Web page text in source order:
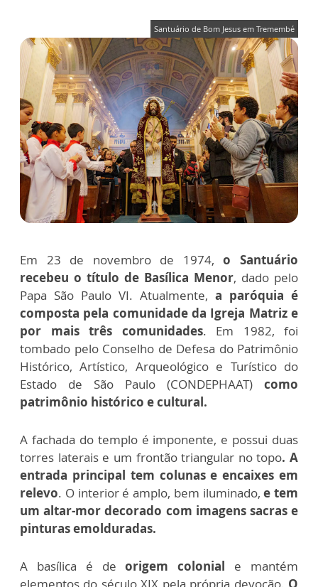
Santuário de Bom Jesus em Tremembé
Em 23 de novembro de 1974, o Santuário
recebeu o título de Basílica Menor, dado pelo
Papa São Paulo VI. Atualmente, a paróquia é
composta pela comunidade da Igreja Matriz e
por mais três comunidades. Em 1982, foi
tombado pelo Conselho de Defesa do Patrimônio
Histórico, Artístico, Arqueológico e Turístico do
Estado de São Paulo (CONDEPHAAT) como
patrimônio histórico e cultural.
A fachada do templo é imponente, e possui duas
torres laterais e um frontão triangular no topo. A
entrada principal tem colunas e encaixes em
relevo. O interior é amplo, bem iluminado,e tem
um altar-mor decorado com imagens sacras e
pinturas emolduradas.
A basílica é deorigem colonial e mantém
elementos do século XIX pela própria devoção. O